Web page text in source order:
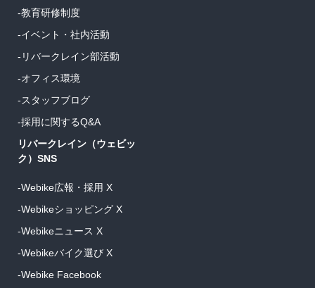
-教育研修制度
-イベント・社内活動
-リバークレイン部活動
-オフィス環境
-スタッフブログ
-採用に関するQ&A
リバークレイン（ウェビッ
ク）SNS
-Webike広報・採用 X
-Webikeショッピング X
-Webikeニュース X
-Webikeバイク選び X
-Webike Facebook